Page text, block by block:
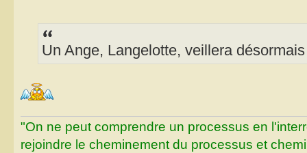
Un Ange, Langelotte, veillera
"On ne peut comprendre un processus en
rejoindre le cheminement du processus et